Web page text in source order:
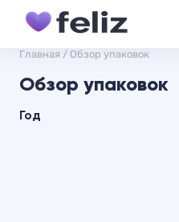
Главная / Обзор упаковок
Обзор упаковок
Год